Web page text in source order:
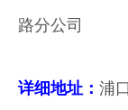
路分公司
详细地址： 浦